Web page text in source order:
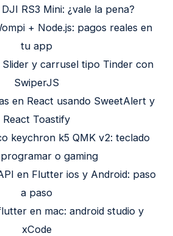
RS3 Mini: ¿vale la pena?
+ Node.js: pagos reales en
tu app
Slider y carrusel tipo Tinder con
SwiperJS
en React usando SweetAlert y
React Toastify
keychron k5 QMK v2: teclado
o gaming
en Flutter ios y Android: paso
a paso
en mac: android studio y
xCode